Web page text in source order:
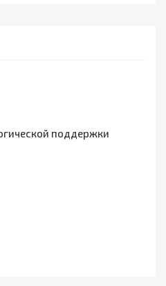
поддержки